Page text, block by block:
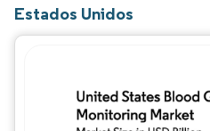
Estados Unidos